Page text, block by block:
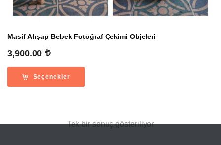
Masif Ahşap Bebek Fotoğraf Çekimi Objeleri
3,900.00
Seçenekler
Tek bir sonuç gösteriliyor